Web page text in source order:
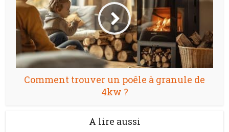
Comment trouver un poêle à granule de
4kw ?
A lire aussi